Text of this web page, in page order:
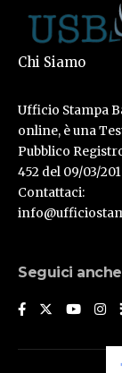
Chi Siamo
Ufficio Stampa
online, è una
Pubblico
452 del 09/03/
Contattaci:
Seguici